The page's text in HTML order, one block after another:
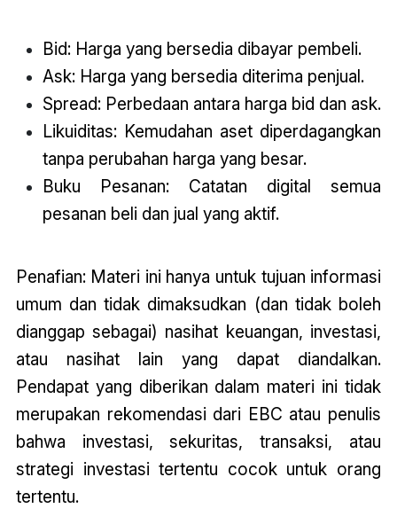
Bid: Harga yang bersedia dibayar pembeli.
Ask: Harga yang bersedia diterima penjual.
Spread: Perbedaan antara harga bid dan ask.
Likuiditas: Kemudahan aset diperdagangkan
tanpa perubahan harga yang besar.
Buku Pesanan: Catatan digital semua
pesanan beli dan jual yang aktif.
Penafian: Materi ini hanya untuk tujuan informasi
umum dan tidak dimaksudkan (dan tidak boleh
dianggap sebagai) nasihat keuangan, investasi,
atau nasihat lain yang dapat diandalkan.
Pendapat yang diberikan dalam materi ini tidak
merupakan rekomendasi dari EBC atau penulis
bahwa investasi, sekuritas, transaksi, atau
strategi investasi tertentu cocok untuk orang
tertentu.